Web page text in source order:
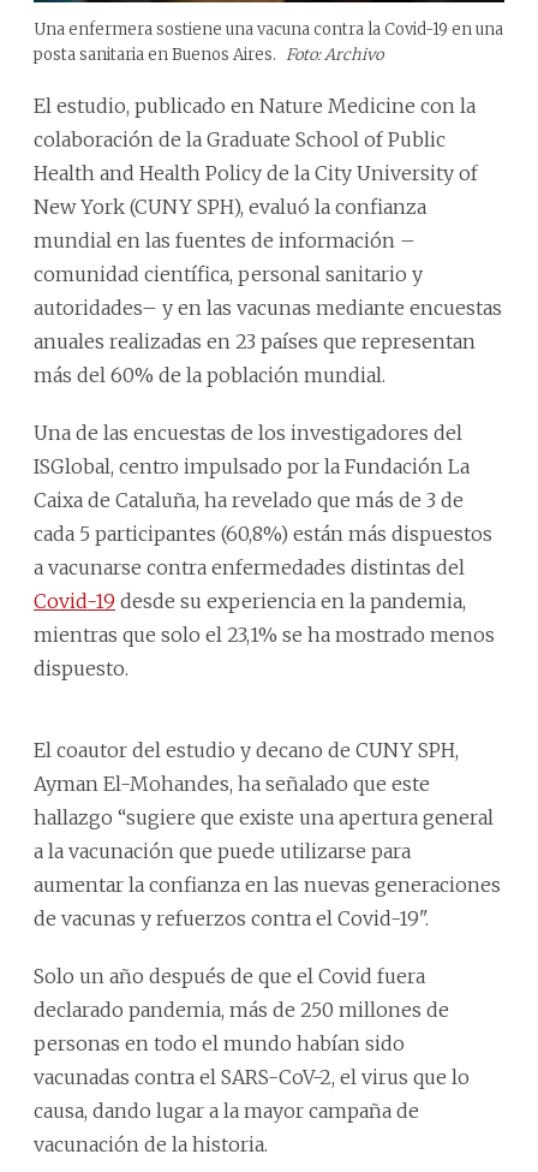
Una enfermera sostiene una vacuna contra la Covid-19 en una
posta sanitaria en Buenos Aires. Foto: Archivo
El estudio, publicado en Nature Medicine con la
colaboración de la Graduate School of Public
Health and Health Policy de la City University of
New York (CUNY SPH), evaluó la confianza
mundial en las fuentes de información –
comunidad científica, personal sanitario y
autoridades– y en las vacunas mediante encuestas
anuales realizadas en 23 países que representan
más del 60% de la población mundial.
Una de las encuestas de los investigadores del
ISGlobal, centro impulsado por la Fundación La
Caixa de Cataluña, ha revelado que más de 3 de
cada 5 participantes (60,8%) están más dispuestos
a vacunarse contra enfermedades distintas del
Covid-19 desde su experiencia en la pandemia,
mientras que solo el 23,1% se ha mostrado menos
dispuesto.
El coautor del estudio y decano de CUNY SPH,
Ayman El-Mohandes, ha señalado que este
hallazgo “sugiere que existe una apertura general
a la vacunación que puede utilizarse para
aumentar la confianza en las nuevas generaciones
de vacunas y refuerzos contra el Covid-19".
Solo un año después de que el Covid fuera
declarado pandemia, más de 250 millones de
personas en todo el mundo habían sido
vacunadas contra el SARS-CoV-2, el virus que lo
causa, dando lugar a la mayor campaña de
vacunación de la historia.